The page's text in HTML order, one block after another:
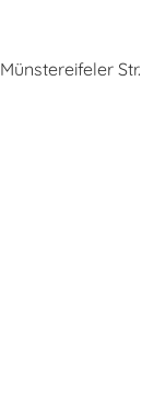
Münstereifeler